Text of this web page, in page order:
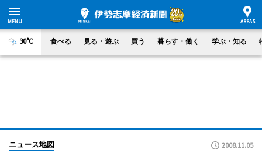
30°C 食べる 見る・遊ぶ 買う 暮らす・働く 学ぶ・知る
ニュース地図 2008.11.05